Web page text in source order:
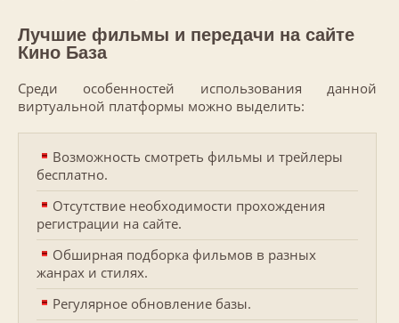
Лучшие фильмы и передачи на сайте
Кино База
Среди особенностей использования данной
виртуальной платформы можно выделить:
Возможность смотреть фильмы и трейлеры
бесплатно.
Отсутствие необходимости прохождения
регистрации на сайте.
Обширная подборка фильмов в разных
жанрах и стилях.
Регулярное обновление базы.